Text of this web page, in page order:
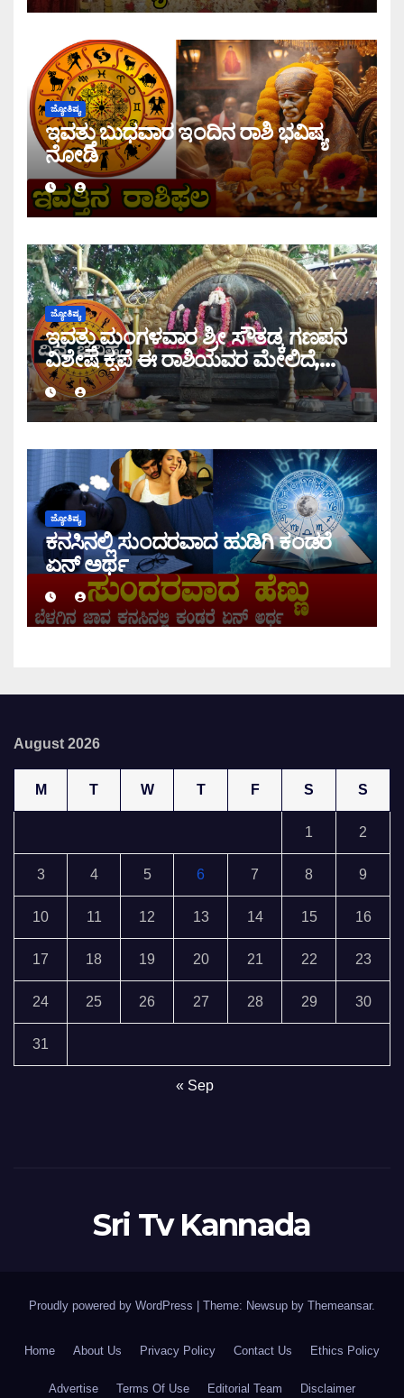
ಜ್ಯೋತಿಷ್ಯ
ಇವತ್ತು ಬುಧವಾರ ಇಂದಿನ ರಾಶಿ ಭವಿಷ್ಯ
ನೋಡಿ
ಜ್ಯೋತಿಷ್ಯ
ಇವತ್ತು ಮಂಗಳವಾರ ಶ್ರೀ ಸೌತಡ್ಕ ಗಣಪನ
ವಿಶೇಷ ಕೃಪೆ ಈ ರಾಶಿಯವರ ಮೇಲಿದೆ,
ಇಂದಿನ ರಾಶಿ ಭವಿಷ್ಯ ತಿಳಿಯಿರಿ
ಜ್ಯೋತಿಷ್ಯ
ಕನಸಿನಲ್ಲಿ ಸುಂದರವಾದ ಹುಡಿಗಿ ಕಂಡರೆ
ಏನ್ ಅರ್ಥ
August 2026
M T W T F S S
1 2
3 4 5 6 7 8 9
10 11 12 13 14 15 16
17 18 19 20 21 22 23
24 25 26 27 28 29 30
31
« Sep
Sri Tv Kannada
Proudly powered by WordPress | Theme: Newsup by Themeansar.
Home About Us Privacy Policy Contact Us Ethics Policy
Advertise Terms Of Use Editorial Team Disclaimer